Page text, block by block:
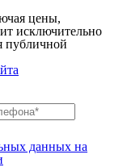
цены,
исключительно
публичной
данных на